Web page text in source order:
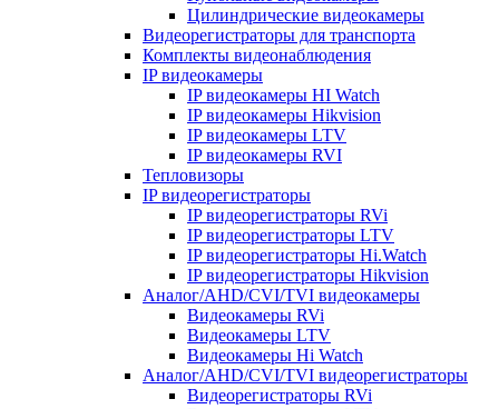
Цилиндрические видеокамеры
Видеорегистраторы для транспорта
Комплекты видеонаблюдения
IP видеокамеры
IP видеокамеры HI Watch
IP видеокамеры Hikvision
IP видеокамеры LTV
IP видеокамеры RVI
Тепловизоры
IP видеорегистраторы
IP видеорегистраторы RVi
IP видеорегистраторы LTV
IP видеорегистраторы Hi.Watch
IP видеорегистраторы Hikvision
Аналог/AHD/CVI/TVI видеокамеры
Видеокамеры RVi
Видеокамеры LTV
Видеокамеры Hi Watch
Аналог/AHD/CVI/TVI видеорегистраторы
Видеорегистраторы RVi